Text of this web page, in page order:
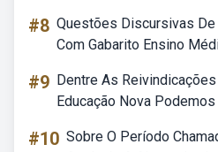
#8 Questões Discursivas
Com Gabarito Ensino
#9 Dentre As
Educação Nova
#10 Sobre O Período